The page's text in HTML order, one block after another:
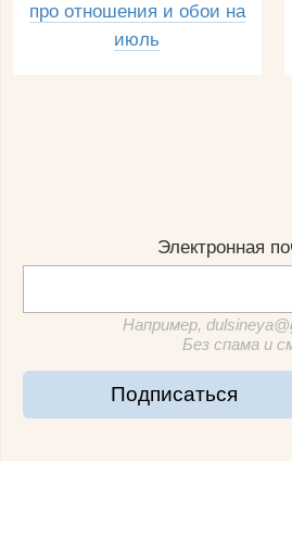
про отношения и обои на
июль
Электронная
Например,
Без спама и
Подписаться